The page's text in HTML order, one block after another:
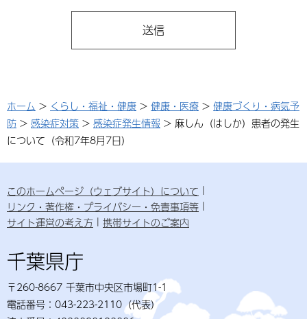
ホーム > くらし・福祉・健康 > 健康・医療 > 健康づくり・病気予
防 > 感染症対策 > 感染症発生情報 > 麻しん（はしか）患者の発生
について（令和7年8月7日）
このホームページ（ウェブサイト）について
リンク・著作権・プライバシー・免責事項等
サイト運営の考え方
携帯サイトのご案内
千葉県庁
〒260-8667 千葉市中央区市場町1-1
電話番号：043-223-2110（代表）